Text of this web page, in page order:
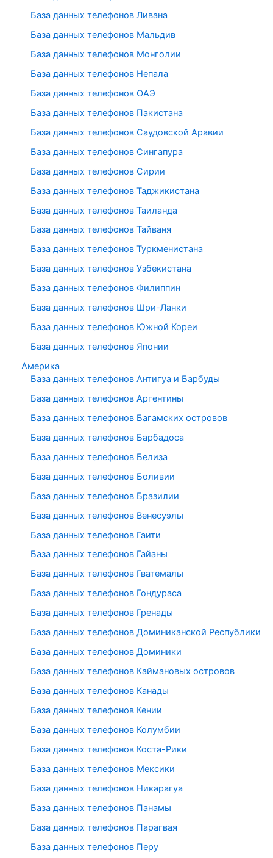
База данных телефонов Ливана
База данных телефонов Мальдив
База данных телефонов Монголии
База данных телефонов Непала
База данных телефонов ОАЭ
База данных телефонов Пакистана
База данных телефонов Саудовской Аравии
База данных телефонов Сингапура
База данных телефонов Сирии
База данных телефонов Таджикистана
База данных телефонов Таиланда
База данных телефонов Тайваня
База данных телефонов Туркменистана
База данных телефонов Узбекистана
База данных телефонов Филиппин
База данных телефонов Шри-Ланки
База данных телефонов Южной Кореи
База данных телефонов Японии
Америка
База данных телефонов Антигуа и Барбуды
База данных телефонов Аргентины
База данных телефонов Багамских островов
База данных телефонов Барбадоса
База данных телефонов Белиза
База данных телефонов Боливии
База данных телефонов Бразилии
База данных телефонов Венесуэлы
База данных телефонов Гаити
База данных телефонов Гайаны
База данных телефонов Гватемалы
База данных телефонов Гондураса
База данных телефонов Гренады
База данных телефонов Доминиканской Республики
База данных телефонов Доминики
База данных телефонов Каймановых островов
База данных телефонов Канады
База данных телефонов Кении
База данных телефонов Колумбии
База данных телефонов Коста-Рики
База данных телефонов Мексики
База данных телефонов Никарагуа
База данных телефонов Панамы
База данных телефонов Парагвая
База данных телефонов Перу